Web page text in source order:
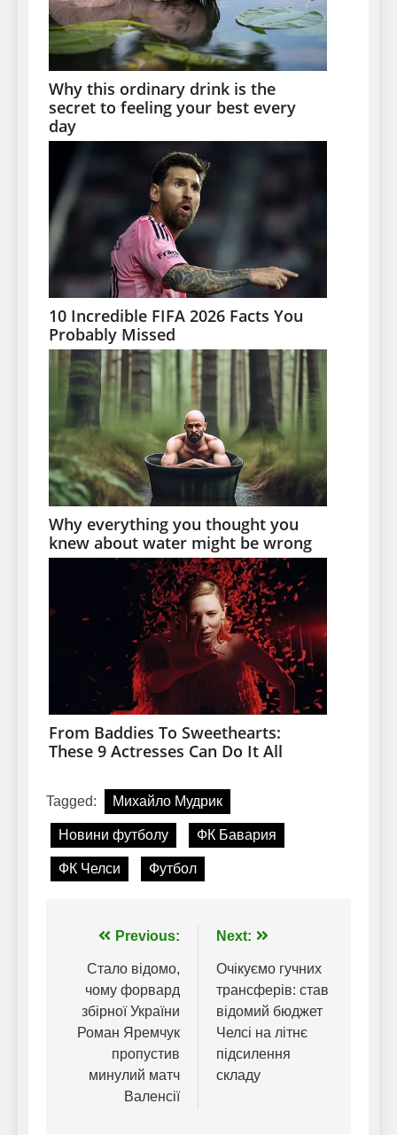
Tagged: Михайло Мудрик
Новини футболу ФК Бавария
ФК Челси Футбол
Навігація
записів
Previous:
Стало відомо,
чому форвард
збірної України
Роман Яремчук
пропустив
минулий матч
Валенсії
Next:
Очікуємо гучних
трансферів: став
відомий бюджет
Челсі на літнє
підсилення
складу